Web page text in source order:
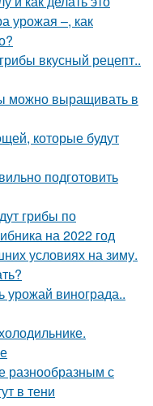
урожая –, как
вкусный рецепт..
можно выращивать в
которые будут
подготовить
грибы по
на 2022 год
условиях на зиму.
урожай винограда..
разнообразным с
в тени